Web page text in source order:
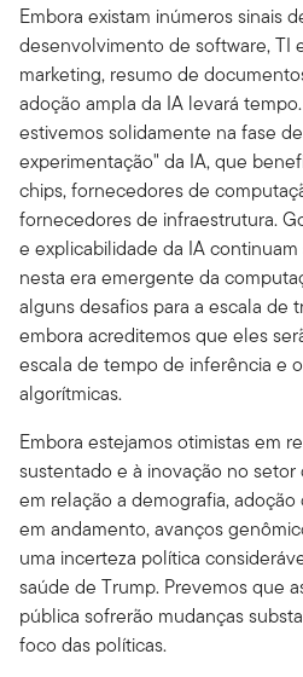
Embora existam inúmeros sinais
desenvolvimento de software, TI
marketing, resumo de
adoção ampla da IA levará
estivemos solidamente na fase
experimentação" da IA, que
chips, fornecedores de
fornecedores de infraestrutura.
e explicabilidade da IA
nesta era emergente da
alguns desafios para a escala de
embora acreditemos que eles
escala de tempo de inferência e
algorítmicas.
Embora estejamos otimistas em
sustentado e à inovação no
em relação a demografia, adoção
em andamento, avanços
uma incerteza política
saúde de Trump. Prevemos que
pública sofrerão mudanças
foco das políticas.